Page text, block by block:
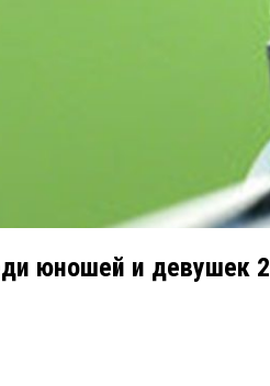
юношей и девушек